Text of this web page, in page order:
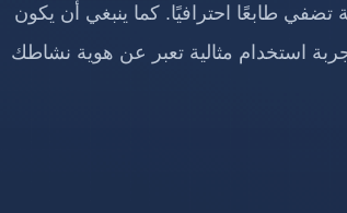
طابعًا احترافيًا. كما ينبغي أن يكون
استخدام مثالية تعبر عن هوية نشاطك